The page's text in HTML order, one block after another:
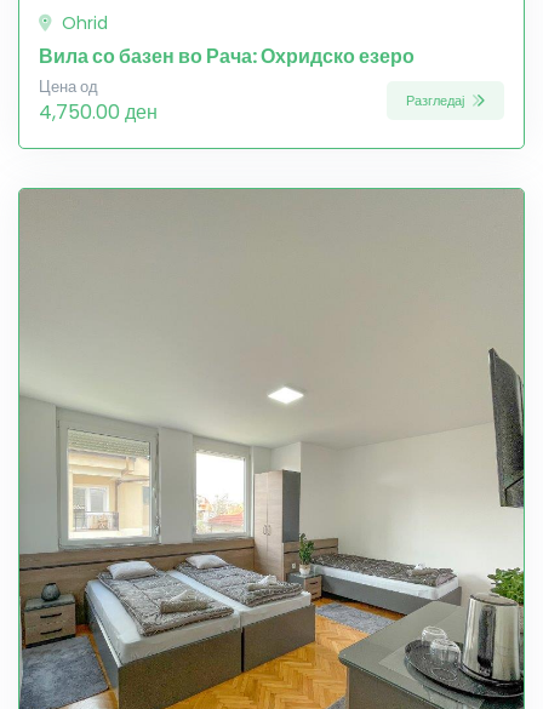
Ohrid
Вила со базен во Рача: Охридско езеро
Цена од
4,750.00 ден Разгледај